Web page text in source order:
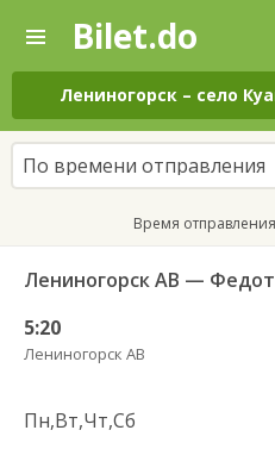
—
Поиск
и
покупка
билетов
на
автобус
онлайн
Bilet.do
Лениногорск – село
По времени отправления
Время
Лениногорск АВ —
5:20
Лениногорск АВ
Пн,Вт,Чт,Сб